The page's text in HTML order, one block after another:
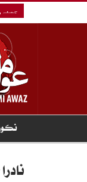
جمعہ,